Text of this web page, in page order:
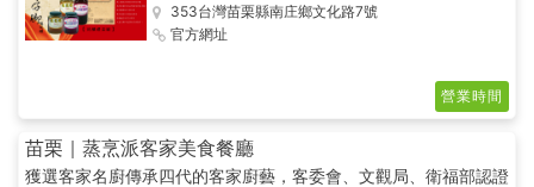
353台灣苗栗縣南庄鄉文化路7號
官方網址
營業時間
苗栗｜蒸烹派客家美食餐廳
獲選客家名廚傳承四代的客家廚藝，客委會、文觀局、衛福部認證